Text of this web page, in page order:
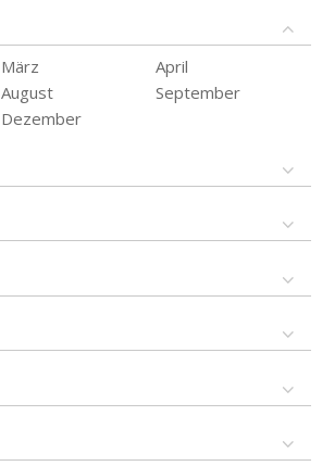
März
April
August
September
Dezember